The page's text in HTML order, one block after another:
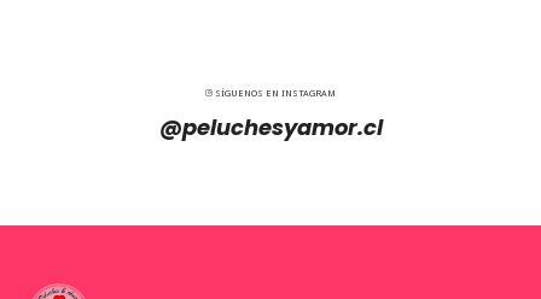
SÍGUENOS EN INSTAGRAM
@peluchesyamor.cl